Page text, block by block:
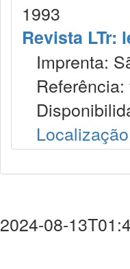
1993
Revista LTr:
Imprenta:
Referência:
2024-08-